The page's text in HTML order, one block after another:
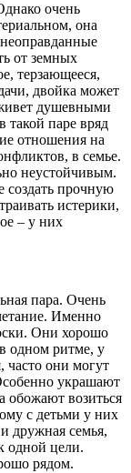
очень
она
от земных
терзающееся,
двойка может
душевными
паре вряд
отношения на
в семье.
неустойчивым.
создать прочную
истерики,
– у них
пара. Очень
Именно
Они хорошо
одном ритме, у
часто они могут
украшают
обожают возиться
с детьми у них
дружная семья,
одной цели.
рядом.